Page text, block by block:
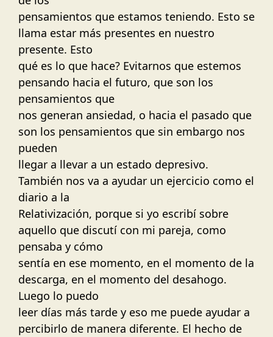
pensamientos que estamos teniendo. Esto se
llama estar más presentes en nuestro
presente. Esto
qué es lo que hace? Evitarnos que estemos
pensando hacia el futuro, que son los
pensamientos que
nos generan ansiedad, o hacia el pasado que
son los pensamientos que sin embargo nos
pueden
llegar a llevar a un estado depresivo.
También nos va a ayudar un ejercicio como el
diario a la
Relativización, porque si yo escribí sobre
aquello que discutí con mi pareja, como
pensaba y cómo
sentía en ese momento, en el momento de la
descarga, en el momento del desahogo.
Luego lo puedo
leer días más tarde y eso me puede ayudar a
percibirlo de manera diferente. El hecho de